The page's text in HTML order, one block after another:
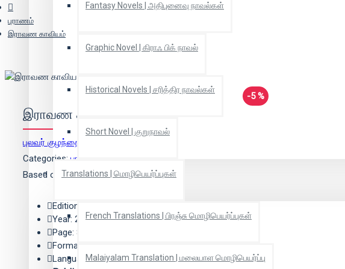
Fantasy Novels | அதிபுனைவு நாவல்கள்
Graphic Novel | கிராஃ பிக் நாவல்
Historical Novels | சரித்திர நாவல்கள்
Short Novel | குறுநாவல்
Translations | மொழிபெயர்ப்புகள்
French Translations | பிரஞ்சு மொழிபெயர்ப்புகள்
Malaiyalam Translation | மலையாள மொழிபெயர்ப்பு
புராணம்
இராவண காவியம்
-5 %
இராவண காவியம்
புலவர் குழந்தை
Categories: புராணம்
Based on 0 reviews. - Write a review
Edition: 27
Year: 2010
Page: 819
Format: Hard Bound
Language: Tamil